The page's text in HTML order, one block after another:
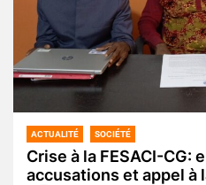
ACTUALITÉ SOCIÉTÉ
Crise à la FESACI-CG:
accusations et appel à